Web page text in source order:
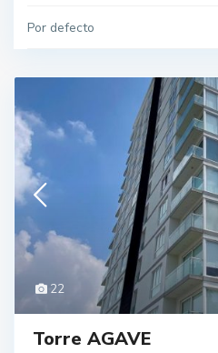
Por defecto
22
Torre AGAVE